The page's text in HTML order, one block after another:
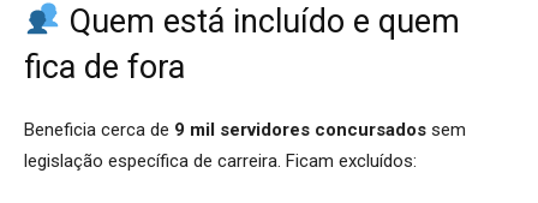
Quem está incluído e quem
fica de fora
Beneficia cerca de 9 mil servidores concursados sem
legislação específica de carreira. Ficam excluídos: